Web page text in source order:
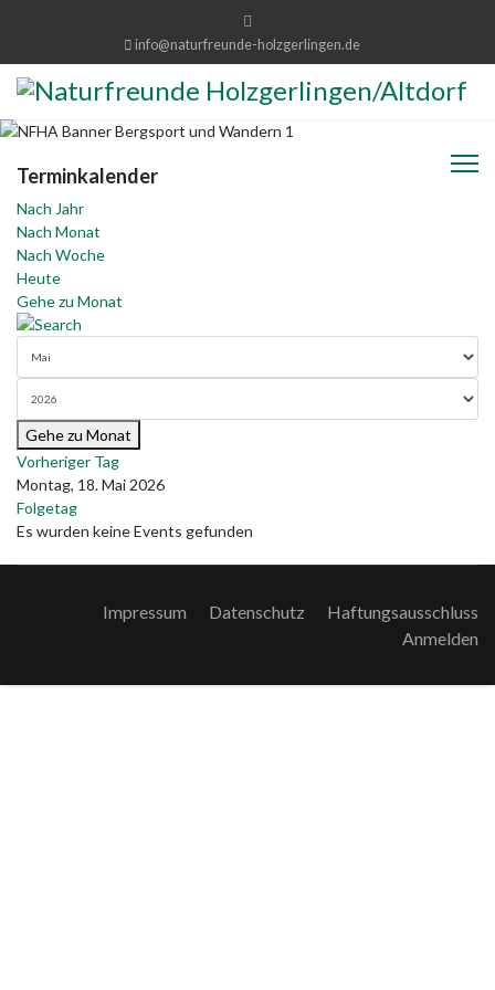
info@naturfreunde-holzgerlingen.de
Terminkalender
Nach Jahr
Nach Monat
Nach Woche
Heute
Gehe zu Monat
Gehe zu Monat
Vorheriger Tag
Montag, 18. Mai 2026
Folgetag
Es wurden keine Events gefunden
Impressum Datenschutz
Haftungsausschluss
Anmelden